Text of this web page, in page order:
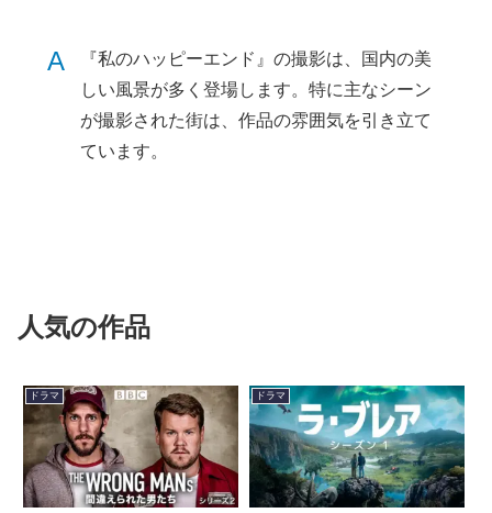
A
『私のハッピーエンド』の撮影は、国内の美
しい風景が多く登場します。特に主なシーン
が撮影された街は、作品の雰囲気を引き立て
ています。
人気の作品
ドラマ ドラマ